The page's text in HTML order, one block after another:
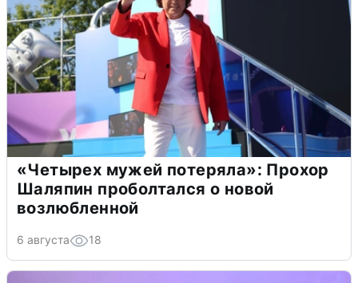
«Четырех мужей потеряла»: Прохор
Шаляпин проболтался о новой
возлюбленной
6 августа 18